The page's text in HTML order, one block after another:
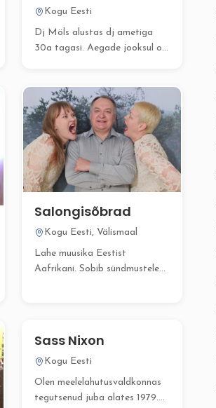
Kogu Eesti
Dj Möls alustas dj ametiga
30a tagasi. Aegade jooksul on
Salongisõbrad
Kogu Eesti, Välismaal
Lahe muusika Eestist
Aafrikani. Sobib sündmustele
Sass Nixon
Kogu Eesti
Olen meelelahutusvaldkonnas
tegutsenud juba alates 1979.